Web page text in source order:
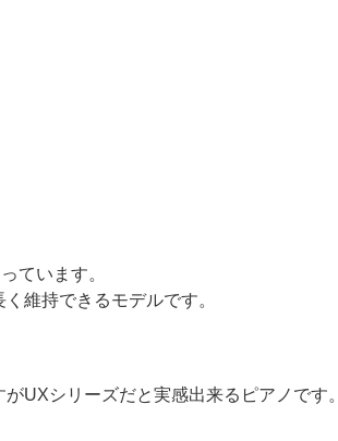
ています。
維持できるモデルです。
UXシリーズだと実感出来るピアノです。